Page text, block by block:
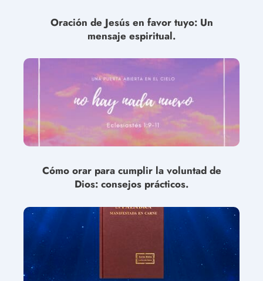
Oración de Jesús en favor tuyo: Un
mensaje espiritual.
Cómo orar para cumplir la voluntad de
Dios: consejos prácticos.